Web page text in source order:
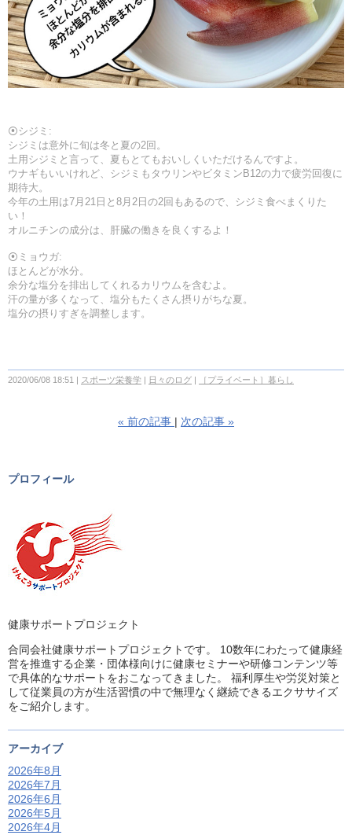
⦿シジミ:
シジミは意外に旬は冬と夏の2回。
土用シジミと言って、夏もとてもおいしくいただけるんですよ。
ウナギもいいけれど、シジミもタウリンやビタミンB12の力で疲労回復に
期待大。
今年の土用は7月21日と8月2日の2回もあるので、シジミ食べまくりた
い！
オルニチンの成分は、肝臓の働きを良くするよ！
⦿ミョウガ:
ほとんどが水分。
余分な塩分を排出してくれるカリウムを含むよ。
汗の量が多くなって、塩分もたくさん摂りがちな夏。
塩分の摂りすぎを調整します。
2020/06/08 18:51 スポーツ栄養学 日々のログ ［プライベート］暮らし
« 前の記事 次の記事 »
プロフィール
健康サポートプロジェクト
合同会社健康サポートプロジェクトです。 10数年にわたって健康経
営を推進する企業・団体様向けに健康セミナーや研修コンテンツ等
で具体的なサポートをおこなってきました。 福利厚生や労災対策と
して従業員の方が生活習慣の中で無理なく継続できるエクササイズ
をご紹介します。
アーカイブ
2026年8月
2026年7月
2026年6月
2026年5月
2026年4月